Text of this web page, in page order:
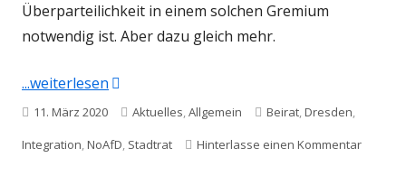
Überparteilichkeit in einem solchen Gremium
notwendig ist. Aber dazu gleich mehr.
...weiterlesen "Wir müssen reden! Über den Umgang
Veröffentlicht
am
11. März 2020 Kategorien
Aktuelles,Allgemein Schlagwörter
Beirat,Dresden,
Integration,NoAfD, Stadtrat Hinterlasse einen Kommentarzu Wir